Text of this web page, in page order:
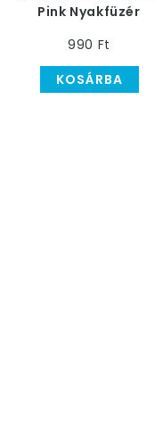
Pink Nyakfüzér
990 Ft
KOSÁRBA